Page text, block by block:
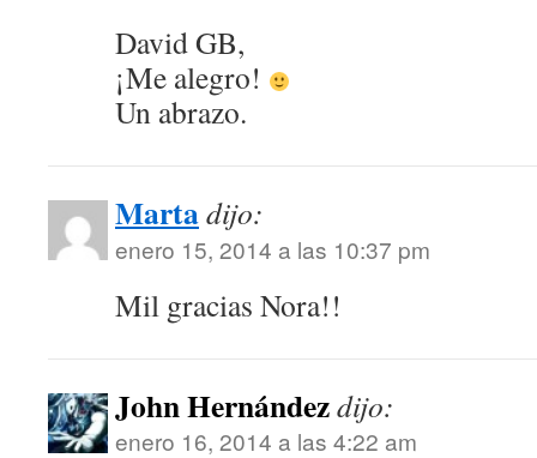
David GB,
¡Me alegro!
Un abrazo.
Martadijo:
enero 15, 2014 a las 10:37 pm
Mil gracias Nora!!
John Hernándezdijo:
enero 16, 2014 a las 4:22 am